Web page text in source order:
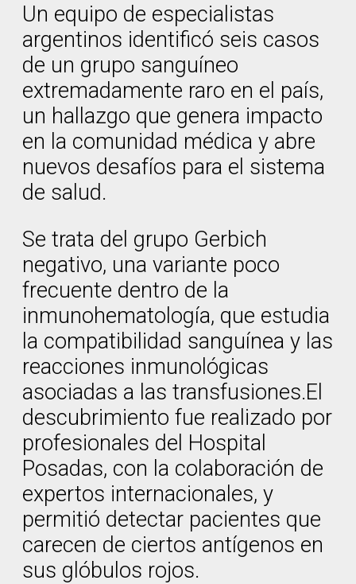
Un equipo de especialistas
argentinos identificó seis casos
de un grupo sanguíneo
extremadamente raro en el país,
un hallazgo que genera impacto
en la comunidad médica y abre
nuevos desafíos para el sistema
de salud.
Se trata del grupo Gerbich
negativo, una variante poco
frecuente dentro de la
inmunohematología, que estudia
la compatibilidad sanguínea y las
reacciones inmunológicas
asociadas a las transfusiones.El
descubrimiento fue realizado por
profesionales del Hospital
Posadas, con la colaboración de
expertos internacionales, y
permitió detectar pacientes que
carecen de ciertos antígenos en
sus glóbulos rojos.